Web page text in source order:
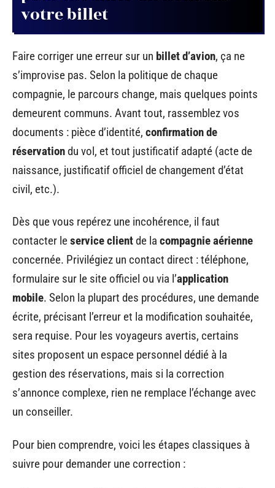
votre billet
Faire corriger une erreur sur un billet d’avion, ça ne
s’improvise pas. Selon la politique de chaque
compagnie, le parcours change, mais quelques points
demeurent communs. Avant tout, rassemblez vos
documents : pièce d’identité, confirmation de
réservationdu vol, et tout justificatif adapté (acte de
naissance, justificatif officiel de changement d’état
civil, etc.).
Dès que vous repérez une incohérence, il faut
contacter leservice clientde la compagnie aérienne
concernée. Privilégiez un contact direct : téléphone,
formulaire sur le site officiel ou via l’application
mobile. Selon la plupart des procédures, une demande
écrite, précisant l’erreur et la modification souhaitée,
sera requise. Pour les voyageurs avertis, certains
sites proposent un espace personnel dédié à la
gestion des réservations, mais si la correction
s’annonce complexe, rien ne remplace l’échange avec
un conseiller.
Pour bien comprendre, voici les étapes classiques à
suivre pour demander une correction :